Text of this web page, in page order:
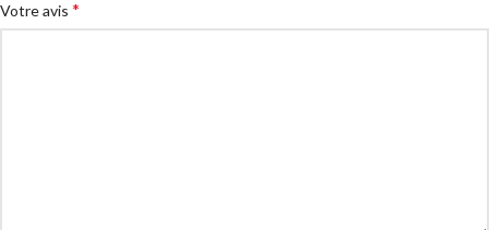
Votre avis *